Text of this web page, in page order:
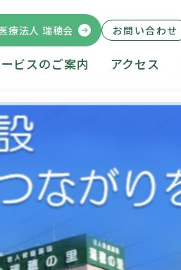
療法人 瑞穂会
ビスのご案内 アクセス